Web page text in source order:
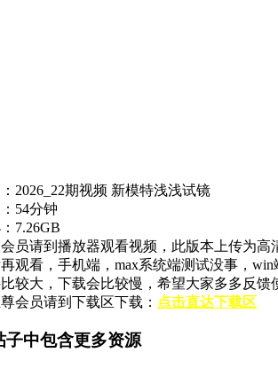
2026_22期视频 新模特浅浅试镜
54分钟
7.26GB
员请到播放器观看视频，此版本上传为
观看，手机端，max系统端测试没事，
较大，下载会比较慢，希望大家多多反
会员请到下载区下载： 点击直达下载区
子中包含更多资源